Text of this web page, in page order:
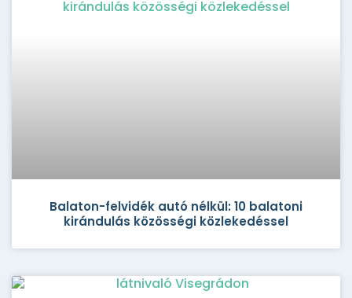
Balaton-felvidék autó nélkül: 10 balatoni
kirándulás közösségi közlekedéssel